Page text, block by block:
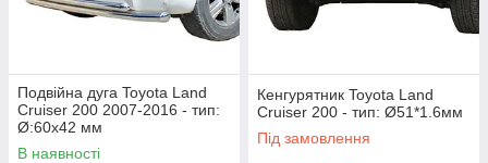
Подвійна дуга Toyota Land
Cruiser 200 2007-2016 - тип:
Ø:60х42 мм
В наявності
Кенгурятник Toyota Land
Cruiser 200 - тип: Ø51*1.6мм
Під замовлення